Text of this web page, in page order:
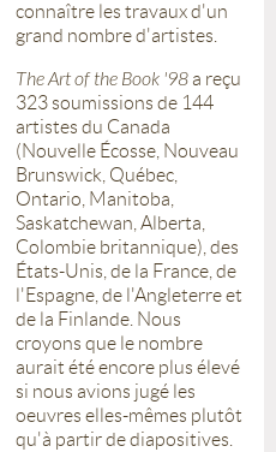
connaître les travaux d'un
grand nombre d'artistes.
The Art of the Book '98 a reçu
323 soumissions de 144
artistes du Canada
(Nouvelle Écosse, Nouveau
Brunswick, Québec,
Ontario, Manitoba,
Saskatchewan, Alberta,
Colombie britannique), des
États-Unis, de la France, de
l'Espagne, de l'Angleterre et
de la Finlande. Nous
croyons que le nombre
aurait été encore plus élevé
si nous avions jugé les
oeuvres elles-mêmes plutôt
qu'à partir de diapositives.